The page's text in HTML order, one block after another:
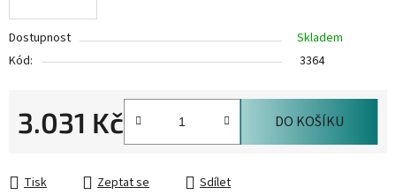
Dostupnost
Skladem
Kód:
3364
3.031 Kč DO KOŠÍKU
Tisk Zeptat se Sdílet